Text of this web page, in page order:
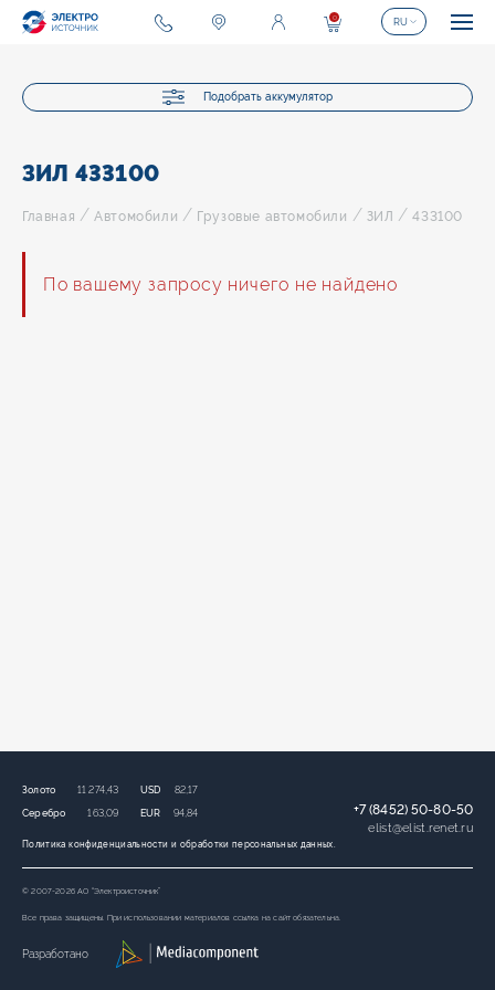
Подобрать аккумулятор
ЗИЛ 433100
Главная /Автомобили / Грузовые автомобили / ЗИЛ /433100
По вашему запросу ничего не найдено
Политика конфиденциальности и обработки персональных данных.
Золото 11 274,43
Серебро 163,09
USD 82,17
EUR 94,84 +7 (8452) 50-80-50
elist@elist.renet.ru
© 2007-2026 АО “Электроисточник”
Все права защищены. При использовании материалов ссылка на сайт обязательна.
Разработано
0 RU